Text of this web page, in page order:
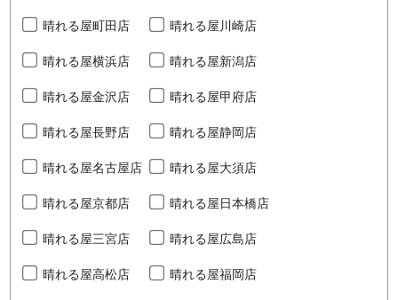
晴れる屋町田店 晴れる屋川崎店
晴れる屋横浜店 晴れる屋新潟店
晴れる屋金沢店 晴れる屋甲府店
晴れる屋長野店 晴れる屋静岡店
晴れる屋名古屋店 晴れる屋大須店
晴れる屋京都店 晴れる屋日本橋店
晴れる屋三宮店 晴れる屋広島店
晴れる屋高松店 晴れる屋福岡店